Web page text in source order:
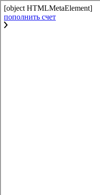
[object HTMLMetaElement]
пополнить счет